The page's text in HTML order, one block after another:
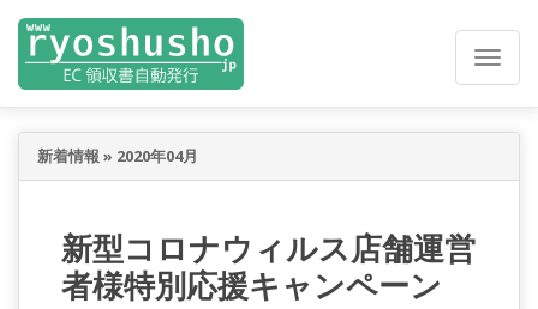
新着情報 » 2020年04月
新型コロナウィルス店舗運営
者様特別応援キャンペーン